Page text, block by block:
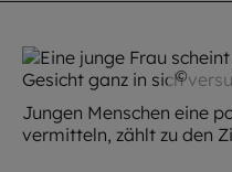
©
Jungen Menschen eine
vermitteln, zählt zu den